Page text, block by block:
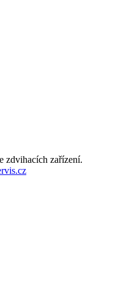
zdvihacích zařízení.